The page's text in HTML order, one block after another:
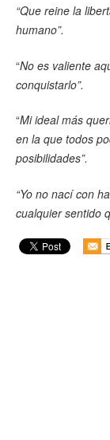
“Que reine la
humano”.
“No es valiente
conquistarlo”.
“Mi ideal más
en la que todos
posibilidades”.
“Yo no nací con
cualquier sentido